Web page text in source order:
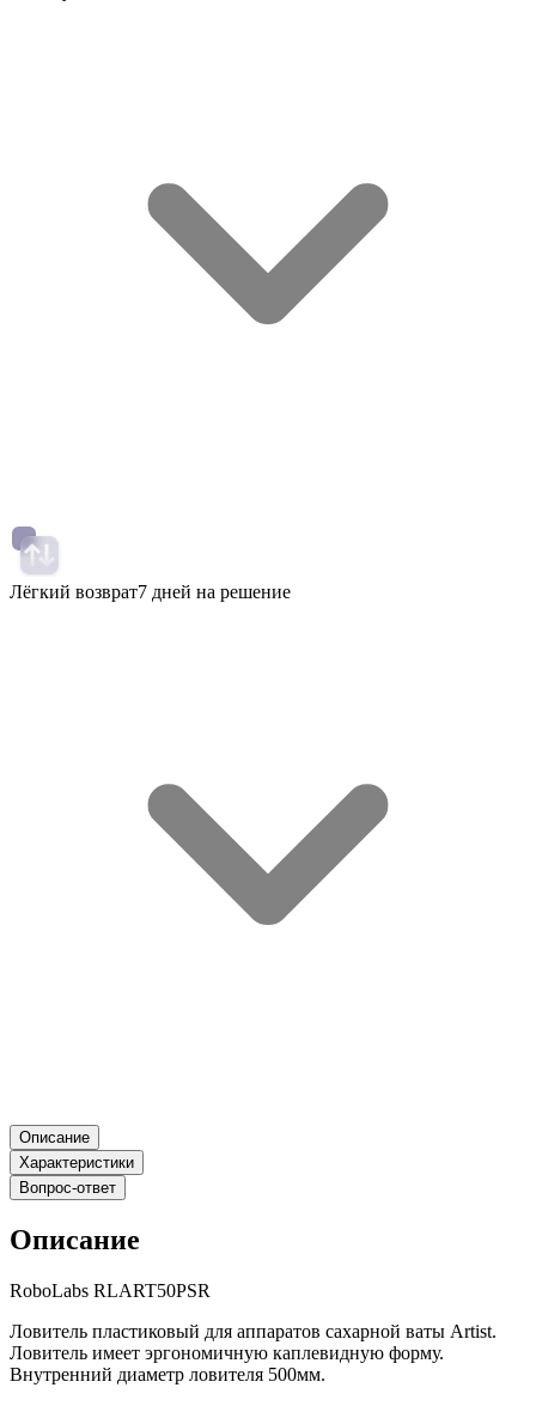
Лёгкий возврат7 дней на решение
Описание
Характеристики
Вопрос-ответ
Описание
RoboLabs RLART50PSR
Ловитель пластиковый для аппаратов сахарной ваты Artist.
Ловитель имеет эргономичную каплевидную форму.
Внутренний диаметр ловителя 500мм.